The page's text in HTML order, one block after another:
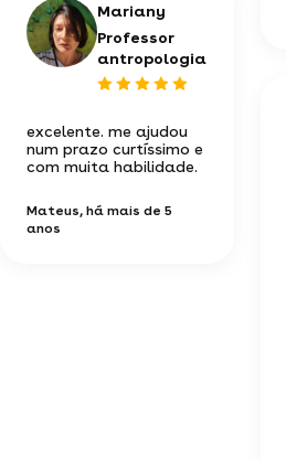
Mariany
Professor
antropologia
excelente. me ajudou
num prazo curtíssimo e
com muita habilidade.
Mateus, há mais de 5
anos